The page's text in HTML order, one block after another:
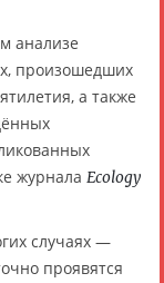
анализе
произошедших
а также
журнала Ecology
случаях —
проявятся